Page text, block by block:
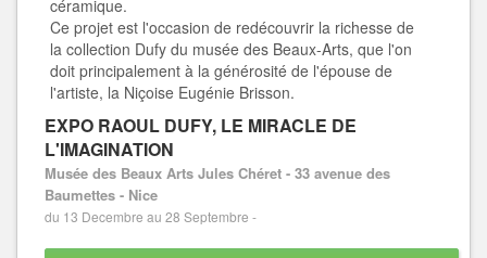
céramique.
Ce projet est l'occasion de redécouvrir la richesse de
la collection Dufy du musée des Beaux-Arts, que l'on
doit principalement à la générosité de l'épouse de
l'artiste, la Niçoise Eugénie Brisson.
EXPO RAOUL DUFY, LE MIRACLE DE
L'IMAGINATION
Musée des Beaux Arts Jules Chéret - 33 avenue des
Baumettes - Nice
du 13 Decembre au 28 Septembre -